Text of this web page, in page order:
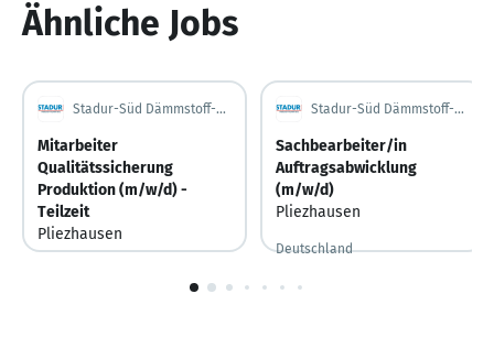
Ähnliche Jobs
Stadur-Süd Dämmstoff-Produktions GmbH
Mitarbeiter
Qualitätssicherung
Produktion (m/w/d) -
Teilzeit
Pliezhausen
Stadur-Süd Dämmstoff-Produktions GmbH
Sachbearbeiter/in
Auftragsabwicklung
(m/w/d)
Pliezhausen
Deutschland
1